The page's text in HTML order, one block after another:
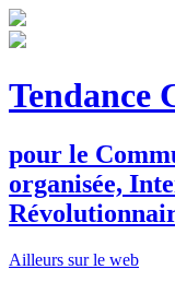
Tendance
pour le C
organisée, I
R
Ailleurs sur le web